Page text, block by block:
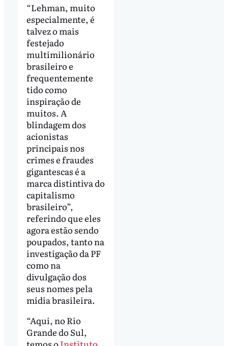
“Lehman, muito
especialmente, é
talvez o mais
festejado
multimilionário
brasileiro e
frequentemente
tido como
inspiração de
muitos. A
blindagem dos
acionistas
principais nos
crimes e fraudes
gigantescas é a
marca distintiva do
capitalismo
brasileiro”,
referindo que eles
agora estão sendo
poupados, tanto na
investigação da PF
como na
divulgação dos
seus nomes pela
mídia brasileira.
“Aqui, no Rio
Grande do Sul,